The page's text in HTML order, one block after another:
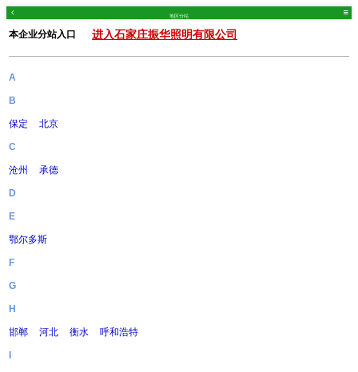
地区分站
本企业分站入口 进入石家庄振华照明有限公司
A
B
保定 北京
C
沧州 承德
D
E
鄂尔多斯
F
G
H
邯郸 河北 衡水 呼和浩特